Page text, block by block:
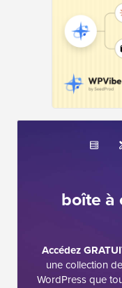
boîte à
Accédez
une collection
WordPress que